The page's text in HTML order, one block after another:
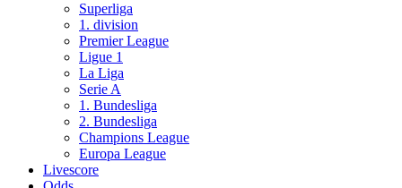
Superliga
1. division
Premier League
Ligue 1
La Liga
Serie A
1. Bundesliga
2. Bundesliga
Champions League
Europa League
Livescore